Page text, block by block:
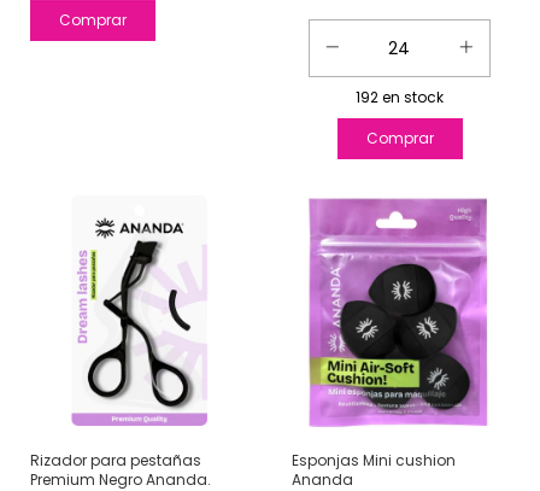
Comprar
192en stock
Rizador para pestañas
Premium Negro Ananda.
Esponjas Mini cushion
Ananda